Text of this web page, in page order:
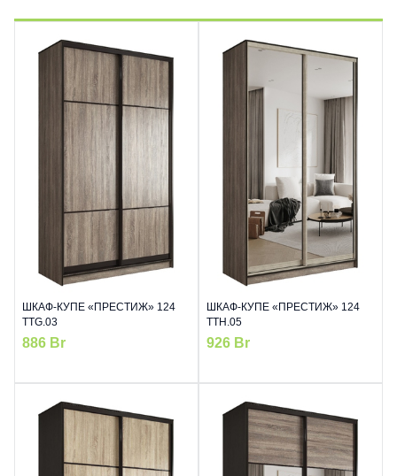
ШКАФ-КУПЕ «ПРЕСТИЖ» 124
TTG.03
886 Br
ШКАФ-КУПЕ «ПРЕСТИЖ» 124
TTH.05
926 Br